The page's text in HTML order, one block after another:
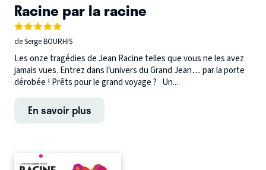
Racine par la racine
de Serge BOURHIS
Les onze tragédies de Jean Racine telles que vous ne les avez
jamais vues. Entrez dans l’univers du Grand Jean… par la porte
dérobée ! Prêts pour le grand voyage ? Un...
En savoir plus